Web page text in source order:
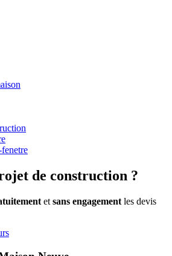
de construction ?
et sans engagement les devis